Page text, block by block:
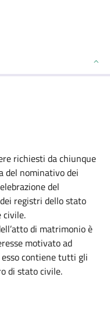
richiesti da chiunque
del nominativo dei
del
registri dello stato
civile.
di matrimonio è
motivato ad
contiene tutti gli
di stato civile.